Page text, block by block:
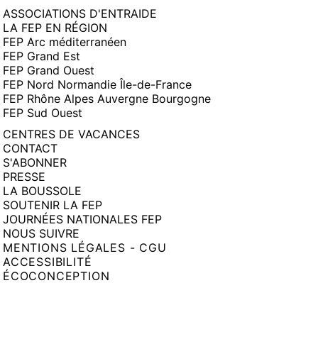
ASSOCIATIONS D'ENTRAIDE
LA FEP EN RÉGION
FEP Arc méditerranéen
FEP Grand Est
FEP Grand Ouest
FEP Nord Normandie Île-de-France
FEP Rhône Alpes Auvergne Bourgogne
FEP Sud Ouest
CENTRES DE VACANCES
CONTACT
S'ABONNER
PRESSE
LA BOUSSOLE
SOUTENIR LA FEP
JOURNÉES NATIONALES FEP
NOUS SUIVRE
MENTIONS LÉGALES - CGU
ACCESSIBILITÉ
ÉCOCONCEPTION